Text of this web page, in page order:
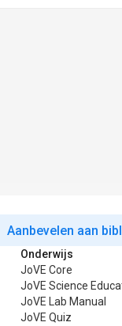
Aanbevelen aan
Onderwijs
JoVE Core
JoVE Science
JoVE Lab Manual
JoVE Quiz